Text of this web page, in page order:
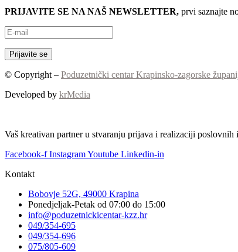
PRIJAVITE SE NA NAŠ NEWSLETTER, prvi saznajte
© Copyright – Poduzetnički centar Krapinsko-zagorske
Developed by krMedia
Vaš kreativan partner u stvaranju prijava i realizaciji poslovnih
Facebook-f InstagramYoutube Linkedin-in
Kontakt
Bobovje 52G, 49000 Krapina
Ponedjeljak-Petak od 07:00 do 15:00
info@poduzetnickicentar-kzz.hr
049/354-695
049/354-696
075/805-609